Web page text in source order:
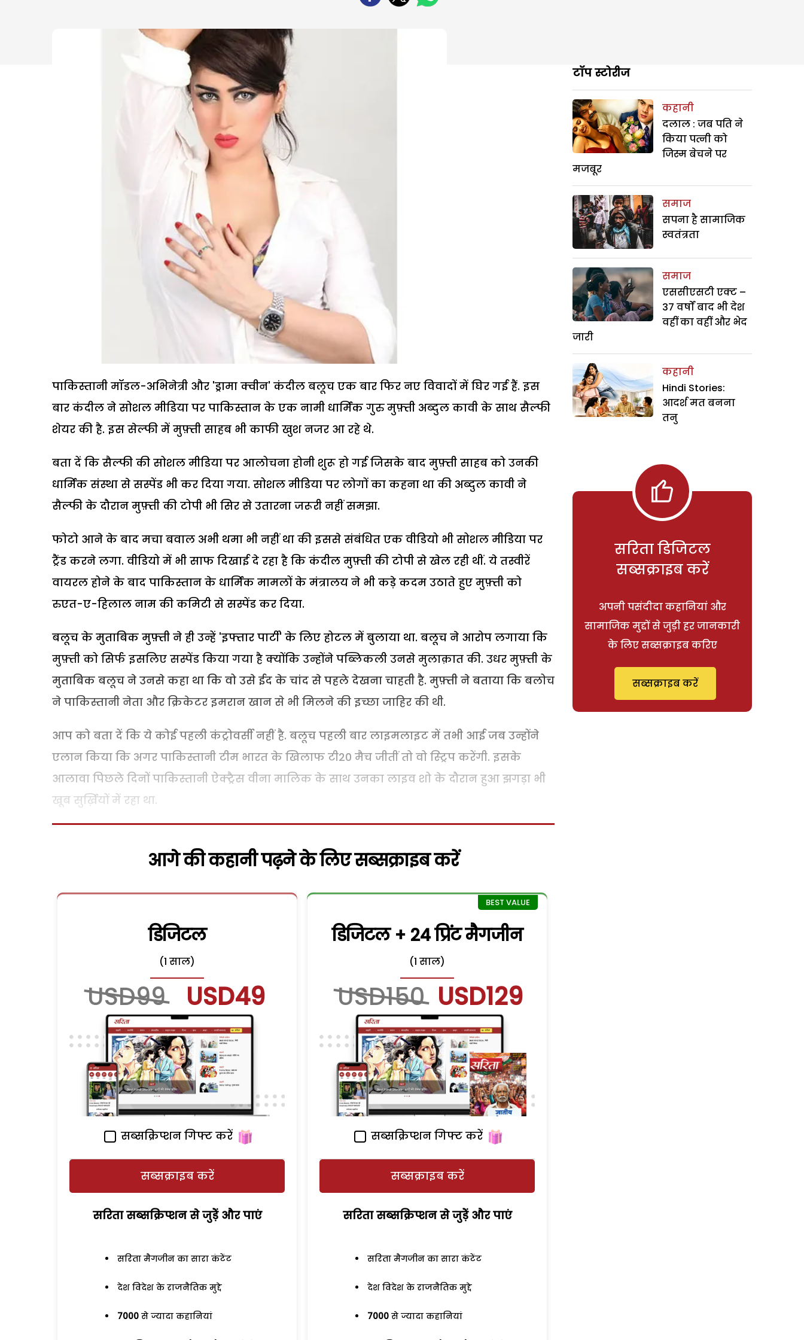
पाकिस्तानी मॉडल-अभिनेत्री और 'ड्रामा क्वीन' कंदील बलूच एक बार फिर नए विवादों में घिर गई हैं. इस
बार कंदील ने सोशल मीडिया पर पाकिस्तान के एक नामी धार्मिक गुरु मुफ़्ती अब्दुल कावी के साथ सैल्फी
शेयर की है. इस सेल्फी में मुफ़्ती साहब भी काफी खुश नजर आ रहे थे.
बता दें कि सैल्फी की सोशल मीडिया पर आलोचना होनी शुरू हो गई जिसके बाद मुफ़्ती साहब को उनकी
धार्मिक संस्था से सस्पेंड भी कर दिया गया. सोशल मीडिया पर लोगों का कहना था की अब्दुल कावी ने
सैल्फी के दौरान मुफ़्ती की टोपी भी सिर से उतारना जरूरी नहीं समझा.
फोटो आने के बाद मचा बवाल अभी थमा भी नहीं था की इससे संबंधित एक वीडियो भी सोशल मीडिया पर
ट्रैंड करने लगा. वीडियो में भी साफ दिखाई दे रहा है कि कंदील मुफ़्ती की टोपी से खेल रही थीं. ये तस्वीरें
वायरल होने के बाद पाकिस्तान के धार्मिक मामलों के मंत्रालय ने भी कड़े कदम उठाते हुए मुफ़्ती को
रुएत-ए-हिलाल नाम की कमिटी से सस्पेंड कर दिया.
बलूच के मुताबिक मुफ़्ती ने ही उन्हें 'इफ्तार पार्टी' के लिए होटल में बुलाया था. बलूच ने आरोप लगाया कि
मुफ़्ती को सिर्फ इसलिए सस्पेंड किया गया है क्योंकि उन्होंने पब्लिकली उनसे मुलाक़ात की. उधर मुफ़्ती के
मुताबिक बलूच ने उनसे कहा था कि वो उसे ईद के चांद से पहले देखना चाहती है. मुफ़्ती ने बताया कि बलोच
ने पाकिस्तानी नेता और क्रिकेटर इमरान खान से भी मिलने की इच्छा जाहिर की थी.
आप को बता दें कि ये कोई पहली कंट्रोवर्सी नहीं है. बलूच पहली बार लाइमलाइट में तभी आई जब उन्होंने
एलान किया कि अगर पाकिस्तानी टीम भारत के खिलाफ टी20 मैच जीतीं तो वो स्ट्रिप करेंगी. इसके
आलावा पिछले दिनों पाकिस्तानी ऐक्ट्रैस वीना मालिक के साथ उनका लाइव शो के दौरान हुआ झगड़ा भी
खूब सुर्ख़ियों में रहा था.
आगे की कहानी पढ़ने के लिए सब्सक्राइब करें
डिजिटल
(1 साल)
USD99 USD49
सब्सक्रिप्शन गिफ्ट करें
सब्सक्राइब करें
सरिता सब्सक्रिप्शन से जुड़ेें और पाएं
सरिता मैगजीन का सारा कंटेंट
देश विदेश के राजनैतिक मुद्दे
7000 से ज्यादा कहानियां
डिजिटल + 24 प्रिंट मैगजीन
(1 साल)
USD150 USD129
सब्सक्रिप्शन गिफ्ट करें
सब्सक्राइब करें
सरिता सब्सक्रिप्शन से जुड़ेें और पाएं
सरिता मैगजीन का सारा कंटेंट
देश विदेश के राजनैतिक मुद्दे
7000 से ज्यादा कहानियां
टॉप स्टोरीज
कहानी
दलाल : जब पति ने
किया पत्नी को
जिस्म बेचने पर
मजबूर
समाज
सपना है सामाजिक
स्वतंत्रता
समाज
एससीएसटी एक्ट –
37 वर्षों बाद भी देश
वहीं का वहीं और भेद
जारी
कहानी
Hindi Stories:
आदर्श मत बनना
तनु
सरिता डिजिटल
सब्सक्राइब करें
अपनी पसंदीदा कहानियां और
सामाजिक मुद्दों से जुड़ी हर जानकारी
के लिए सब्सक्राइब करिए
सब्सक्राइब करें